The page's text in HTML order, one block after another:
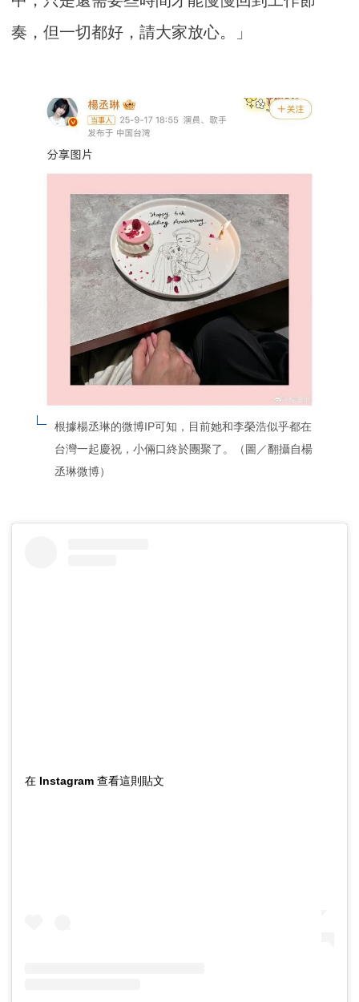
奏，但一切都好，請大家放心。」
根據楊丞琳的微博IP可知，目前她和李榮浩似乎都在
台灣一起慶祝，小倆口終於團聚了。（圖／翻攝自楊
丞琳微博）
在 Instagram 查看這則貼文